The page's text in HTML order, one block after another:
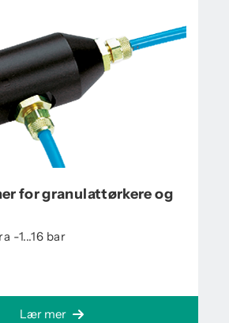
for granulattørkere og
-1...16 bar
Lær mer